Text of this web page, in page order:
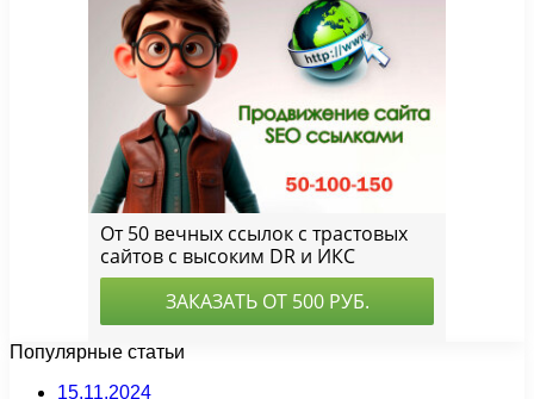
Популярные статьи
15.11.2024